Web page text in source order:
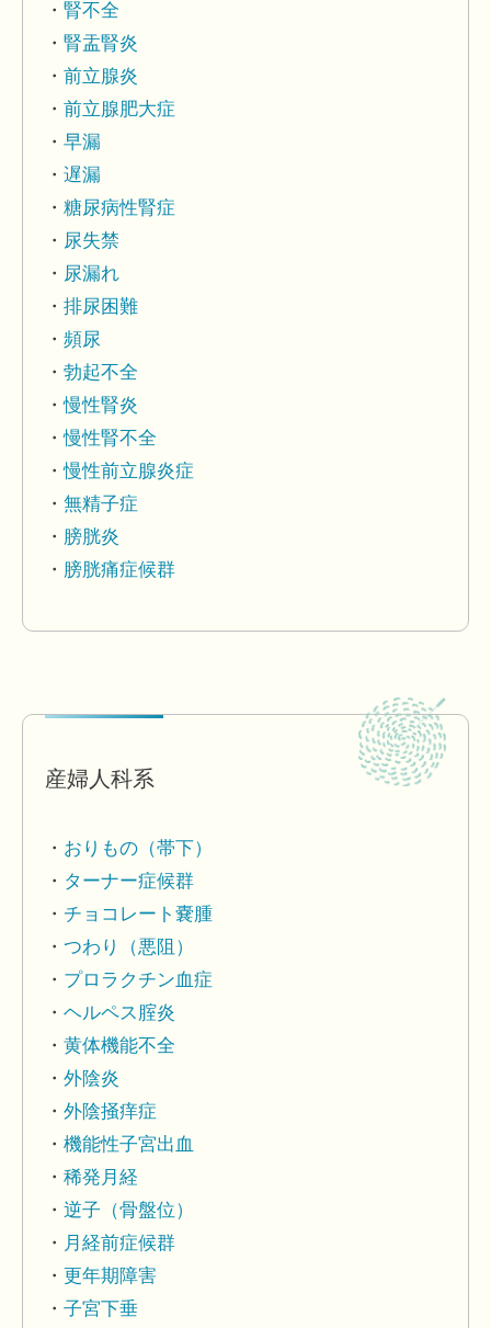
腎不全
腎盂腎炎
前立腺炎
前立腺肥大症
早漏
遅漏
糖尿病性腎症
尿失禁
尿漏れ
排尿困難
頻尿
勃起不全
慢性腎炎
慢性腎不全
慢性前立腺炎症
無精子症
膀胱炎
膀胱痛症候群
産婦人科系
おりもの（帯下）
ターナー症候群
チョコレート嚢腫
つわり（悪阻）
プロラクチン血症
ヘルペス腟炎
黄体機能不全
外陰炎
外陰掻痒症
機能性子宮出血
稀発月経
逆子（骨盤位）
月経前症候群
更年期障害
子宮下垂